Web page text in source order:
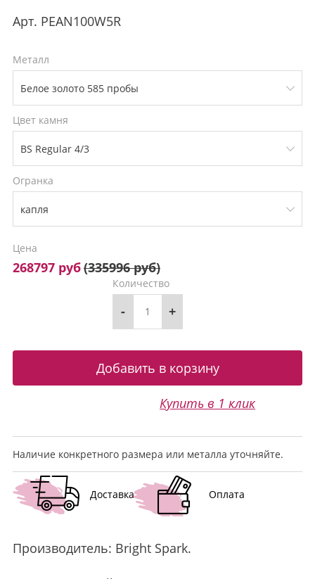
Арт. PEAN100W5R
Металл
Цвет камня
Огранка
Цена
268797 руб(335996 руб)
Количество
- +
Купить в 1 клик
Наличие конкретного размера или металла уточняйте.
Доставка Оплата
Производитель: Bright Spark.